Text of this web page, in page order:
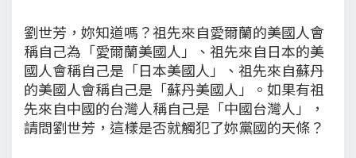
劉世芳，妳知道嗎？祖先來自愛爾蘭的美國人會
稱自己為「愛爾蘭美國人」、祖先來自日本的美
國人會稱自己是「日本美國人」、祖先來自蘇丹
的美國人會稱自己是「蘇丹美國人」。如果有祖
先來自中國的台灣人稱自己是「中國台灣人」，
請問劉世芳，這樣是否就觸犯了妳黨國的天條？